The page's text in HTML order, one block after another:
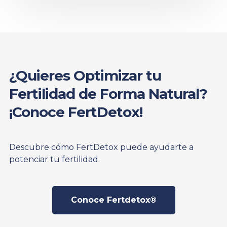
¿Quieres Optimizar tu
Fertilidad de Forma Natural?
¡Conoce FertDetox!
Descubre cómo FertDetox puede ayudarte a
potenciar tu fertilidad.
Conoce Fertdetox®